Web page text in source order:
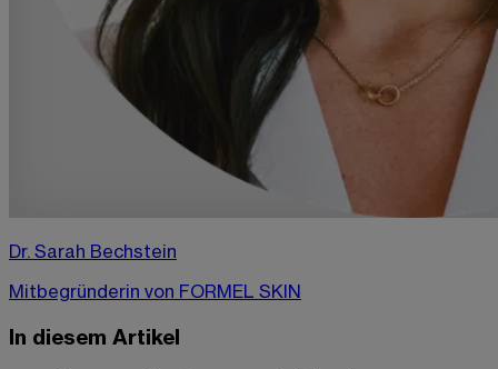
Dr. Sarah Bechstein
Mitbegründerin von FORMEL SKIN
In diesem Artikel